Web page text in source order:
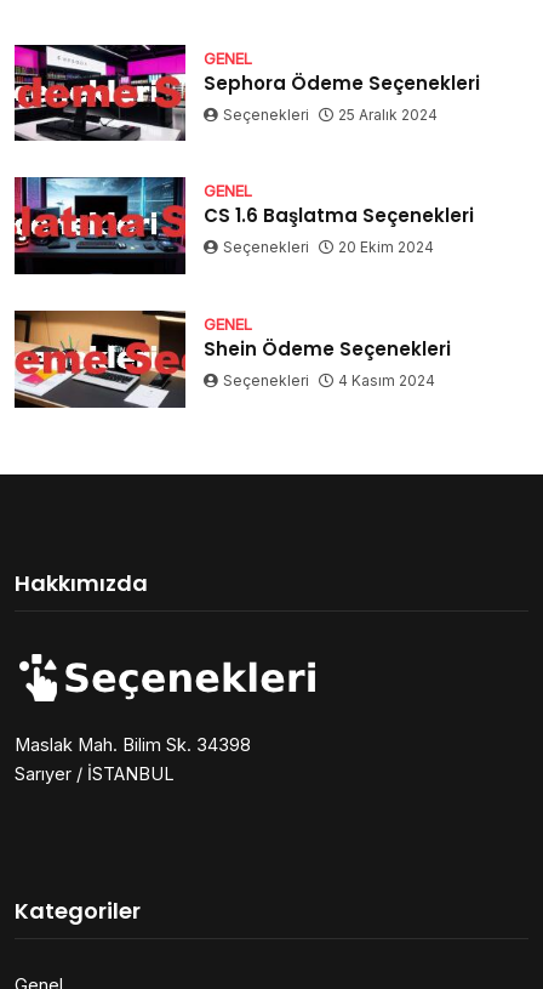
GENEL
Sephora Ödeme Seçenekleri
Seçenekleri 25 Aralık 2024
GENEL
CS 1.6 Başlatma Seçenekleri
Seçenekleri 20 Ekim 2024
GENEL
Shein Ödeme Seçenekleri
Seçenekleri 4 Kasım 2024
Hakkımızda
Maslak Mah. Bilim Sk. 34398
Sarıyer / İSTANBUL
Kategoriler
Genel